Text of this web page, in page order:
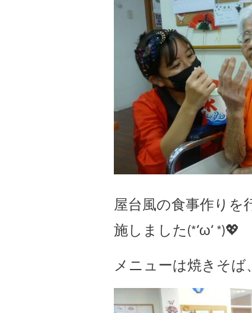
屋台風の食事作りを
施しました(*‘ω‘ *)💖
メニューは焼きそば